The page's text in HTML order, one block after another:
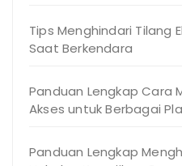
Tips Menghindari Tilang
Saat Berkendara
Panduan Lengkap Cara
Akses untuk Berbagai
Panduan Lengkap